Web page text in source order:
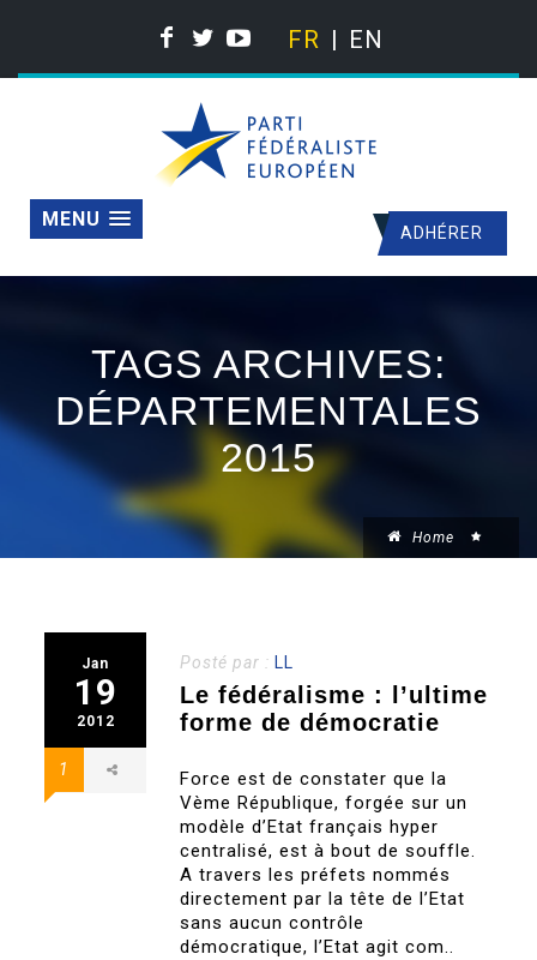
FR EN
ADHÉRER
MENU
TAGS ARCHIVES:
DÉPARTEMENTALES
2015
Home
Jan
19
2012
1
Posté par : LL
Le fédéralisme : l’ultime
forme de démocratie
Force est de constater que la
Vème République, forgée sur un
modèle d’Etat français hyper
centralisé, est à bout de souffle.
A travers les préfets nommés
directement par la tête de l’Etat
sans aucun contrôle
démocratique, l’Etat agit com..